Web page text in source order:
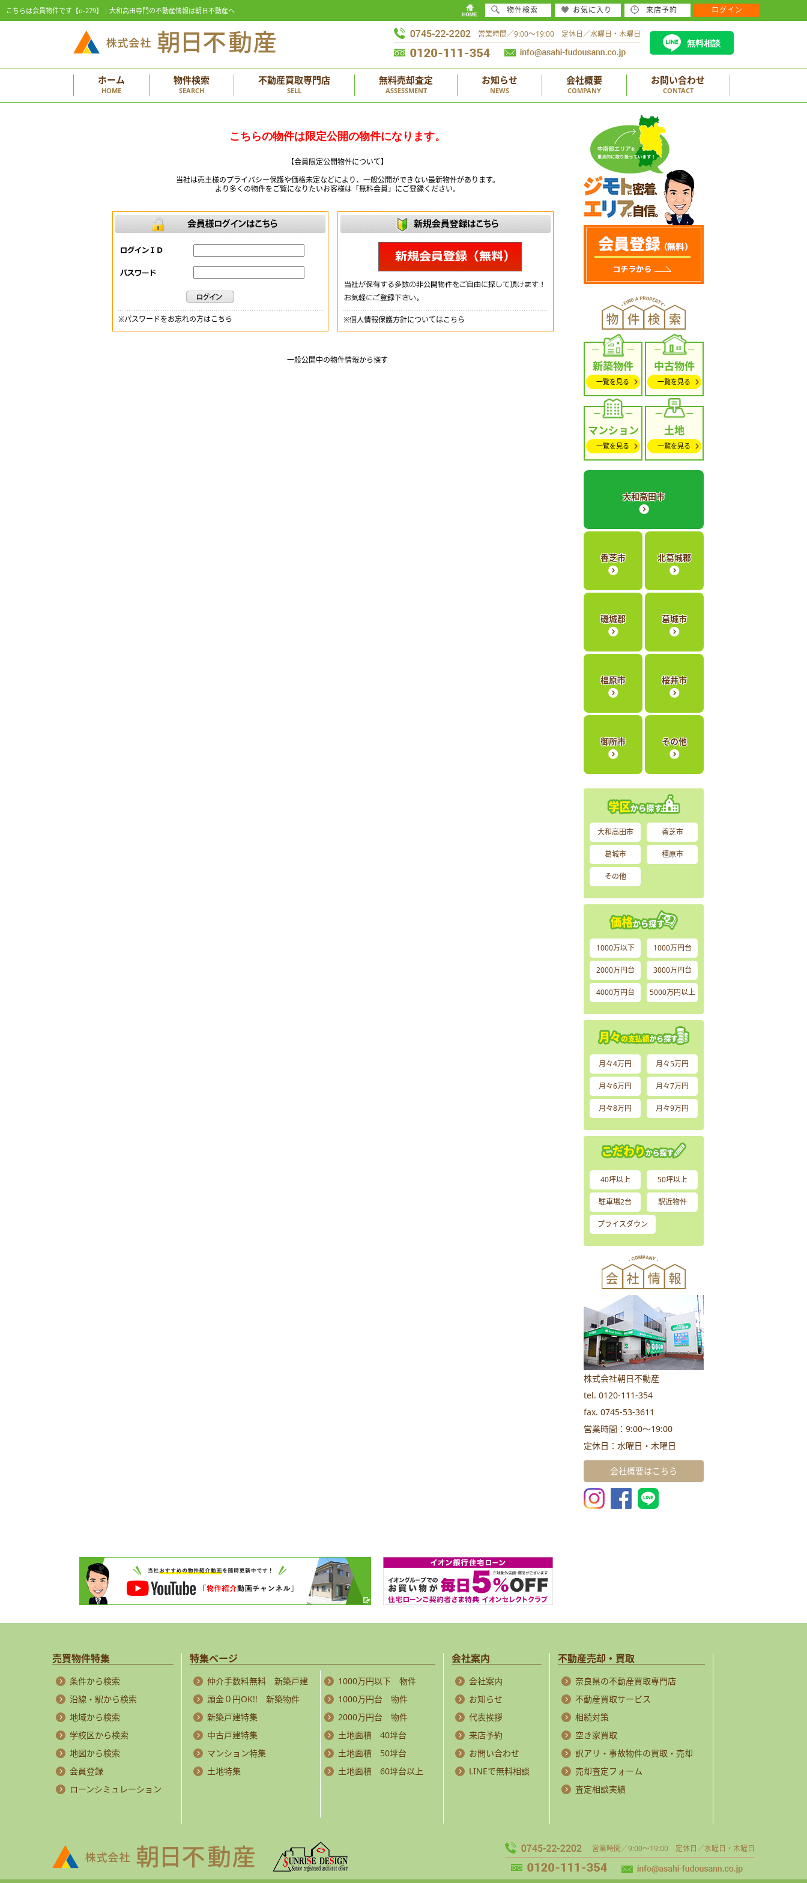
こちらは会員物件です【o-279】｜大和高田専門の不動産情報は朝日不動産へ
営業時間／9:00～19:00 定休日／水曜日・木曜日
無料相談
ホーム
HOME
物件検索
SEARCH
不動産買取専門店
SELL
無料売却査定
ASSESSMENT
お知らせ
NEWS
会社概要
COMPANY
お問い合わせ
CONTACT
こちらの物件は限定公開の物件になります。
【会員限定公開物件について】
当社は売主様のプライバシー保護や価格未定などにより、一般公開ができない最新物件があります。
より多くの物件をご覧になりたいお客様は「無料会員」にご登録ください。
※パスワードをお忘れの方はこちら ※個人情報保護方針についてはこちら
一般公開中の物件情報から探す 新築物件
一覧を見る
中古物件
一覧を見る
マンション
一覧を見る
土地
一覧を見る
大和高田市
香芝市 北葛城郡
磯城郡 葛城市
橿原市 桜井市
御所市 その他
大和高田市 香芝市
葛城市 橿原市
その他
1000万以下 1000万円台
2000万円台 3000万円台
4000万円台 5000万円以上
月々4万円 月々5万円
月々6万円 月々7万円
月々8万円 月々9万円
40坪以上 50坪以上
駐車場2台 駅近物件
プライスダウン
株式会社朝日不動産
tel. 0120-111-354
fax. 0745-53-3611
営業時間：9:00～19:00
定休日：水曜日・木曜日
会社概要はこちら
売買物件特集
条件から検索
沿線・駅から検索
地域から検索
学校区から検索
地図から検索
会員登録
ローンシミュレーション
特集ページ
仲介手数料無料 新築戸建
頭金０円OK!! 新築物件
新築戸建特集
中古戸建特集
マンション特集
土地特集
1000万円以下 物件
1000万円台 物件
2000万円台 物件
土地面積 40坪台
土地面積 50坪台
土地面積 60坪台以上
会社案内
会社案内
お知らせ
代表挨拶
来店予約
お問い合わせ
LINEで無料相談
不動産売却・買取
奈良県の不動産買取専門店
不動産買取サービス
相続対策
空き家買取
訳アリ・事故物件の買取・売却
売却査定フォーム
査定相談実績
営業時間／9:00～19:00 定休日／水曜日・木曜日
物件検索 お気に入り 来店予約 ログイン